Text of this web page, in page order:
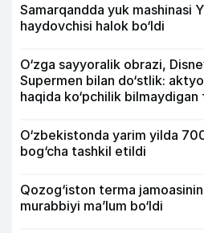
Samarqandda yuk mashinasi
haydovchisi halok bo‘ldi
O‘zga sayyoralik obrazi,
Supermen bilan do‘stlik:
haqida ko‘pchilik
O‘zbekistonda yarim yilda
bog‘cha tashkil etildi
Qozog‘iston terma
murabbiyi ma’lum bo‘ldi